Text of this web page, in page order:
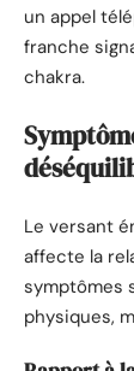
un appel
franche
chakra.
Le versant
affecte la
symptômes
physiques,